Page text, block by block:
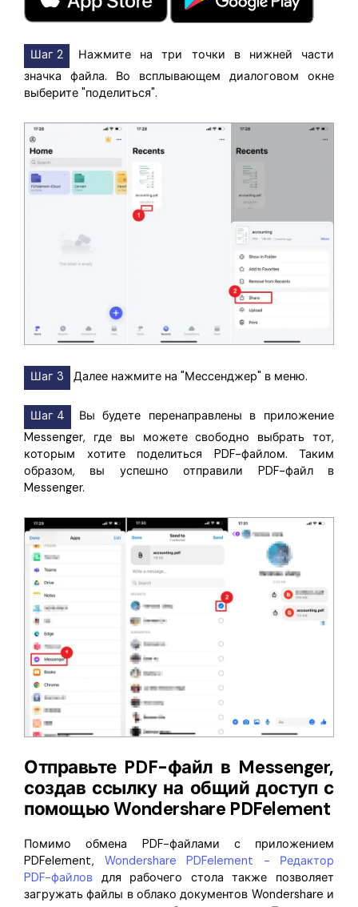
Шаг 2
Нажмите на три точки в нижней части
значка файла. Во всплывающем диалоговом окне
выберите "поделиться".
Шаг 3 Далее нажмите на "Мессенджер" в меню.
Шаг 4
Вы будете перенаправлены в приложение
Messenger, где вы можете свободно выбрать тот,
которым хотите поделиться PDF-файлом. Таким
образом, вы успешно отправили PDF-файл в
Messenger.
Отправьте PDF-файл в Messenger,
создав ссылку на общий доступ с
помощью Wondershare PDFelement
Помимо обмена PDF-файлами с приложением
PDFelement, Wondershare PDFelement - Редактор
PDF-файлов для рабочего стола также позволяет
загружать файлы в облако документов Wondershare и